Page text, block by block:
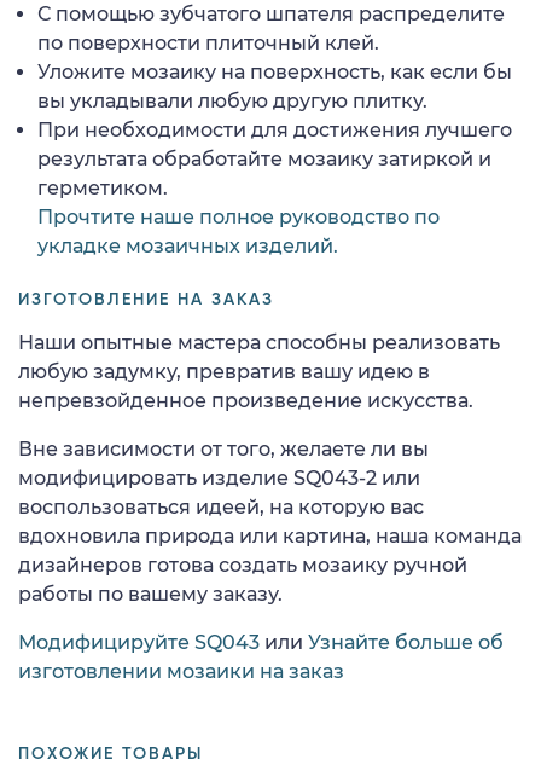
С помощью зубчатого шпателя распределите
по поверхности плиточный клей.
Уложите мозаику на поверхность, как если бы
вы укладывали любую другую плитку.
При необходимости для достижения лучшего
результата обработайте мозаику затиркой и
герметиком.
Прочтите наше полное руководство по
укладке мозаичных изделий.
ИЗГОТОВЛЕНИЕ НА ЗАКАЗ
Наши опытные мастера способны реализовать
любую задумку, превратив вашу идею в
непревзойденное произведение искусства.
Вне зависимости от того, желаете ли вы
модифицировать изделие SQ043-2 или
воспользоваться идеей, на которую вас
вдохновила природа или картина, наша команда
дизайнеров готова создать мозаику ручной
работы по вашему заказу.
Модифицируйте SQ043 или Узнайте больше об
изготовлении мозаики на заказ
ПОХОЖИЕ ТОВАРЫ